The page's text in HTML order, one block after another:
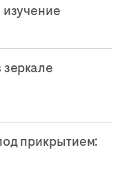
прикрытием: